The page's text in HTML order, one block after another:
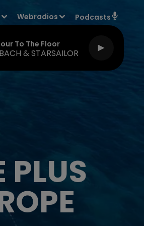
Webradios Podcasts
To The Floor
& STARSAILOR
PLUS